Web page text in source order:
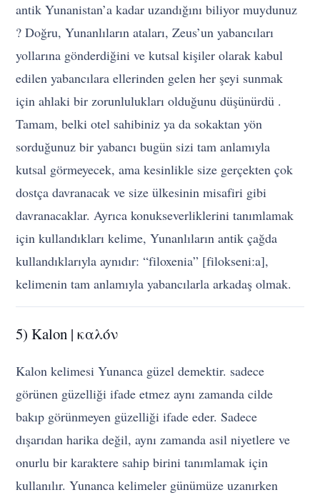
antik Yunanistan’a kadar uzandığını biliyor muydunuz
? Doğru, Yunanlıların ataları, Zeus’un yabancıları
yollarına gönderdiğini ve kutsal kişiler olarak kabul
edilen yabancılara ellerinden gelen her şeyi sunmak
için ahlaki bir zorunlulukları olduğunu düşünürdü .
Tamam, belki otel sahibiniz ya da sokaktan yön
sorduğunuz bir yabancı bugün sizi tam anlamıyla
kutsal görmeyecek, ama kesinlikle size gerçekten çok
dostça davranacak ve size ülkesinin misafiri gibi
davranacaklar. Ayrıca konukseverliklerini tanımlamak
için kullandıkları kelime, Yunanlıların antik çağda
kullandıklarıyla aynıdır: “filoxenia” [filokseniːa],
kelimenin tam anlamıyla yabancılarla arkadaş olmak.
5) Kalon | καλόν
Kalon kelimesi Yunanca güzel demektir. sadece
görünen güzelliği ifade etmez aynı zamanda cilde
bakıp görünmeyen güzelliği ifade eder. Sadece
dışarıdan harika değil, aynı zamanda asil niyetlere ve
onurlu bir karaktere sahip birini tanımlamak için
kullanılır. Yunanca kelimeler günümüze uzanırken